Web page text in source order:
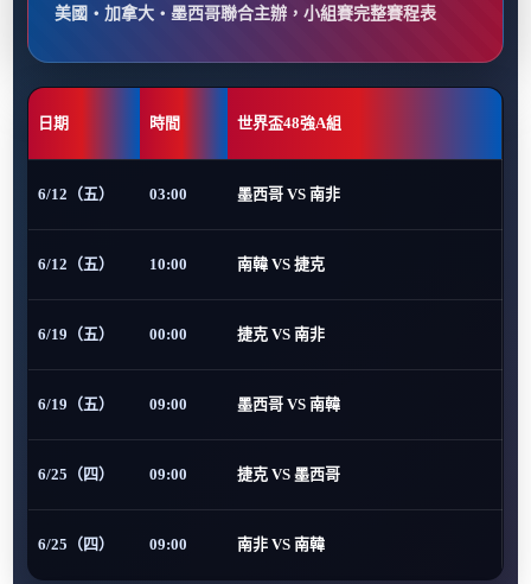
美國・加拿大・墨西哥聯合主辦，小組賽完整賽程表
日期 時間 世界盃48強A組
6/12（五） 03:00 墨西哥 VS 南非
6/12（五） 10:00 南韓 VS 捷克
6/19（五） 00:00 捷克 VS 南非
6/19（五） 09:00 墨西哥 VS 南韓
6/25（四） 09:00 捷克 VS 墨西哥
6/25（四） 09:00 南非 VS 南韓